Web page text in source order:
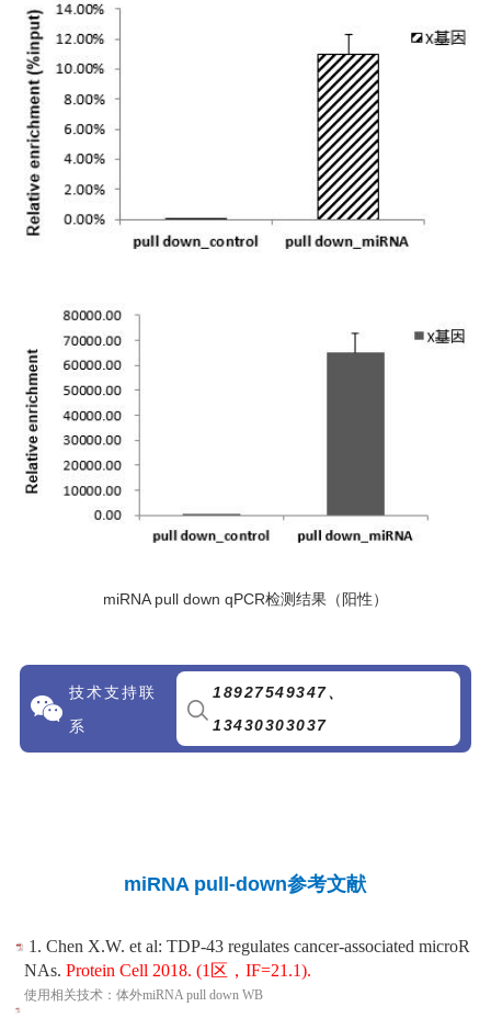
miRNA pull down qPCR检测结果（阳性）
技术支持联
系
18927549347、
13430303037
miRNA pull-down参考文献
1. Chen X.W. et al: TDP-43 regulates cancer-associated microR
NAs.Protein Cell 2018. (1区，IF=21.1).
使用相关技术：体外miRNA pull down WB